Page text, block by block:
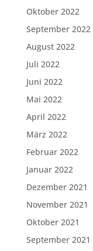
Oktober 2022
September 2022
August 2022
Juli 2022
Juni 2022
Mai 2022
April 2022
März 2022
Februar 2022
Januar 2022
Dezember 2021
November 2021
Oktober 2021
September 2021